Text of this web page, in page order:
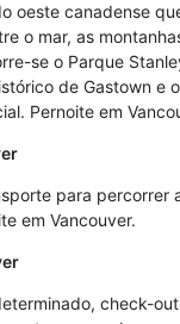
oeste canadense
o mar, as
se o Parque
de Gastown e
Pernoite em
para percorrer
em Vancouver.
check-